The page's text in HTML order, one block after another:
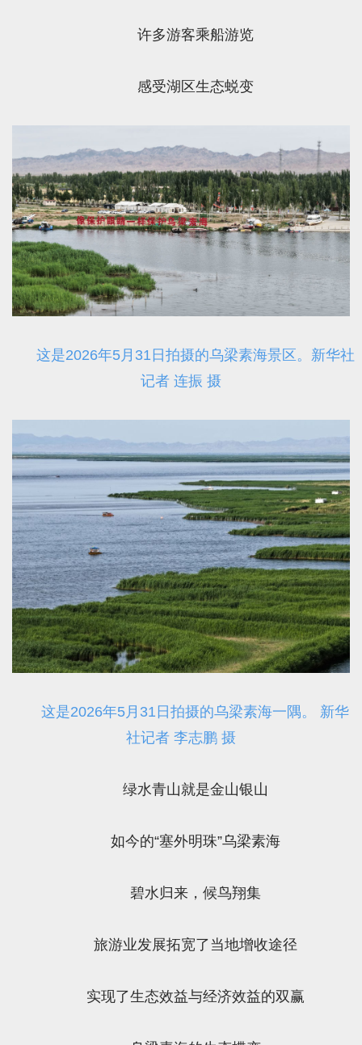
许多游客乘船游览
感受湖区生态蜕变
这是2026年5月31日拍摄的乌梁素海景区。新华社
记者 连振 摄
这是2026年5月31日拍摄的乌梁素海一隅。 新华
社记者 李志鹏 摄
绿水青山就是金山银山
如今的“塞外明珠”乌梁素海
碧水归来，候鸟翔集
旅游业发展拓宽了当地增收途径
实现了生态效益与经济效益的双赢